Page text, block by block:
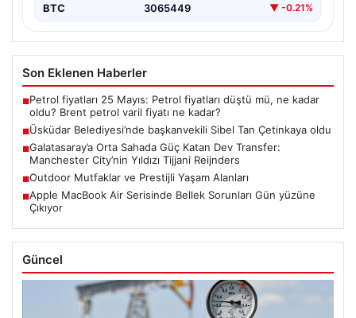
BTC 3065449 ▼ -0.21%
Son Eklenen Haberler
■Petrol fiyatları 25 Mayıs: Petrol fiyatları düştü mü, ne kadar
oldu? Brent petrol varil fiyatı ne kadar?
■Üsküdar Belediyesi’nde başkanvekili Sibel Tan Çetinkaya oldu
■Galatasaray’a Orta Sahada Güç Katan Dev Transfer:
Manchester City’nin Yıldızı Tijjani Reijnders
■Outdoor Mutfaklar ve Prestijli Yaşam Alanları
■Apple MacBook Air Serisinde Bellek Sorunları Gün yüzüne
Çıkıyor
Güncel